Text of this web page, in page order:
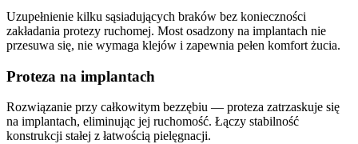
Uzupełnienie kilku sąsiadujących braków bez konieczności
zakładania protezy ruchomej. Most osadzony na implantach nie
przesuwa się, nie wymaga klejów i zapewnia pełen komfort żucia.
Proteza na implantach
Rozwiązanie przy całkowitym bezzębiu — proteza zatrzaskuje się
na implantach, eliminując jej ruchomość. Łączy stabilność
konstrukcji stałej z łatwością pielęgnacji.